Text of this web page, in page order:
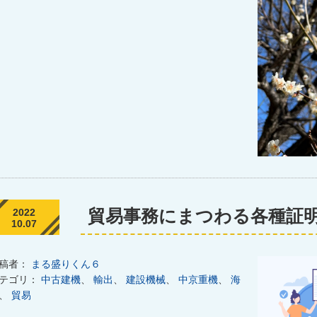
2022
10.07
貿易事務にまつわる各種証
者：
まる盛りくん６
ゴリ： 中古建機 輸出 建設機械 中京重機
海
貿易